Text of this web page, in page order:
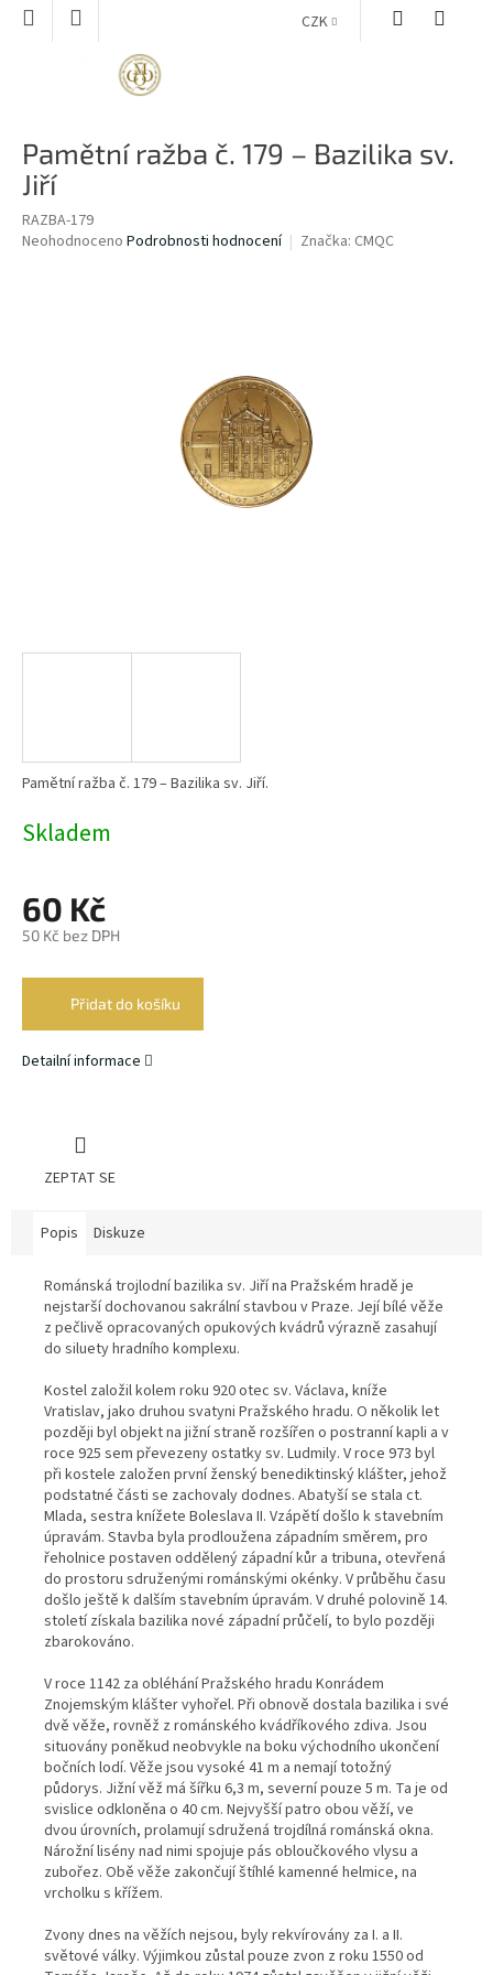
Přejít
CZK
Pamětní ražba č. 179 – Bazilika sv.
Jiří
RAZBA-179
Průměrné
Neohodnoceno Podrobnosti hodnocení Značka: CMQC
60 Kč
50 Kč bez DPH
Skladem
Přidat do košíku
Pamětní ražba č. 179 – Bazilika sv. Jiří.
Detailní informace
ZEPTAT SE
Popis Diskuze
Románská trojlodní bazilika sv. Jiří na Pražském hradě je
nejstarší dochovanou sakrální stavbou v Praze. Její bílé věže
z pečlivě opracovaných opukových kvádrů výrazně zasahují
do siluety hradního komplexu.
Kostel založil kolem roku 920 otec sv. Václava, kníže
Vratislav, jako druhou svatyni Pražského hradu. O několik let
později byl objekt na jižní straně rozšířen o postranní kapli a v
roce 925 sem převezeny ostatky sv. Ludmily. V roce 973 byl
při kostele založen první ženský benediktinský klášter, jehož
podstatné části se zachovaly dodnes. Abatyší se stala ct.
Mlada, sestra knížete Boleslava II. Vzápětí došlo k stavebním
úpravám. Stavba byla prodloužena západním směrem, pro
řeholnice postaven oddělený západní kůr a tribuna, otevřená
do prostoru sdruženými románskými okénky. V průběhu času
došlo ještě k dalším stavebním úpravám. V druhé polovině 14.
století získala bazilika nové západní průčelí, to bylo později
zbarokováno.
V roce 1142 za obléhání Pražského hradu Konrádem
Znojemským klášter vyhořel. Při obnově dostala bazilika i své
dvě věže, rovněž z románského kvádříkového zdiva. Jsou
situovány poněkud neobvykle na boku východního ukončení
bočních lodí. Věže jsou vysoké 41 m a nemají totožný
půdorys. Jižní věž má šířku 6,3 m, severní pouze 5 m. Ta je od
svislice odkloněna o 40 cm. Nejvyšší patro obou věží, ve
dvou úrovních, prolamují sdružená trojdílná románská okna.
Nárožní lisény nad nimi spojuje pás obloučkového vlysu a
zubořez. Obě věže zakončují štíhlé kamenné helmice, na
vrcholku s křížem.
Zvony dnes na věžích nejsou, byly rekvírovány za I. a II.
světové války. Výjimkou zůstal pouze zvon z roku 1550 od